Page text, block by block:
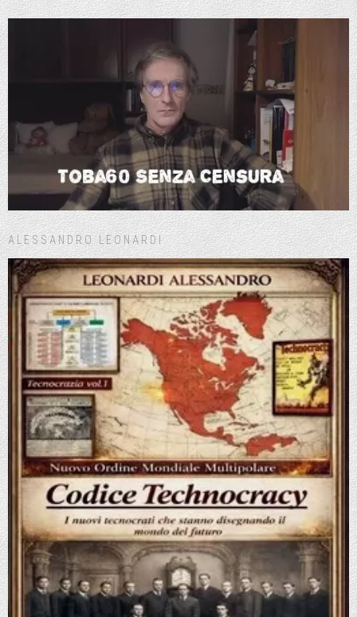
ALESSANDRO LEONARDI